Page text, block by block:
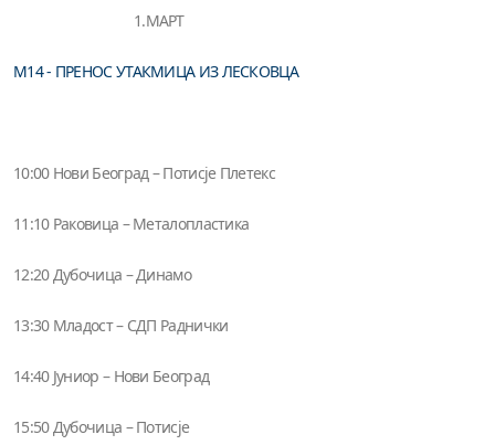
1.МАРТ
М14 - ПРЕНОС УТАКМИЦА ИЗ ЛЕСКОВЦА
10:00 Нови Београд – Потисје Плетекс
11:10 Раковица – Металопластика
12:20 Дубочица – Динамо
13:30 Младост – СДП Раднички
14:40 Јуниор – Нови Београд
15:50 Дубочица – Потисје